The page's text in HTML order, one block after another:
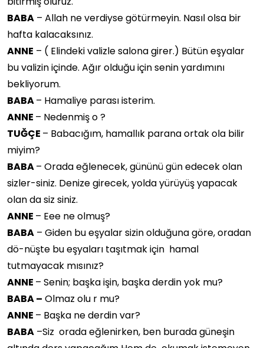
BABA – Allah ne verdiyse götürmeyin. Nasıl olsa bir
hafta kalacaksınız.
ANNE – ( Elindeki valizle salona girer.) Bütün eşyalar
bu valizin içinde. Ağır olduğu için senin yardımını
bekliyorum.
BABA– Hamaliye parası isterim.
ANNE – Nedenmiş o ?
TUĞÇE – Babacığım, hamallık parana ortak ola bilir
miyim?
BABA– Orada eğlenecek, gününü gün edecek olan
sizler-siniz. Denize girecek, yolda yürüyüş yapacak
olan da siz siniz.
ANNE – Eee ne olmuş?
BABA – Giden bu eşyalar sizin olduğuna göre, oradan
dö-nüşte bu eşyaları taşıtmak için hamal
tutmayacak mısınız?
ANNE – Senin; başka işin, başka derdin yok mu?
BABA – Olmaz olu r mu?
ANNE – Başka ne derdin var?
BABA –Siz orada eğlenirken, ben burada güneşin